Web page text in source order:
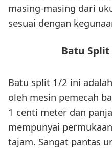
masing-masing dari
sesuai dengan
Batu
Batu split 1/2 ini
oleh mesin pemecah
1 centi meter dan
mempunyai
tajam. Sangat pantas